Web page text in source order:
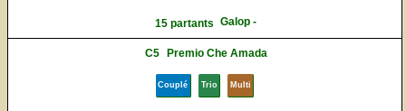
15 partants Galop -
C5 Premio Che Amada
Couplé Trio Multi